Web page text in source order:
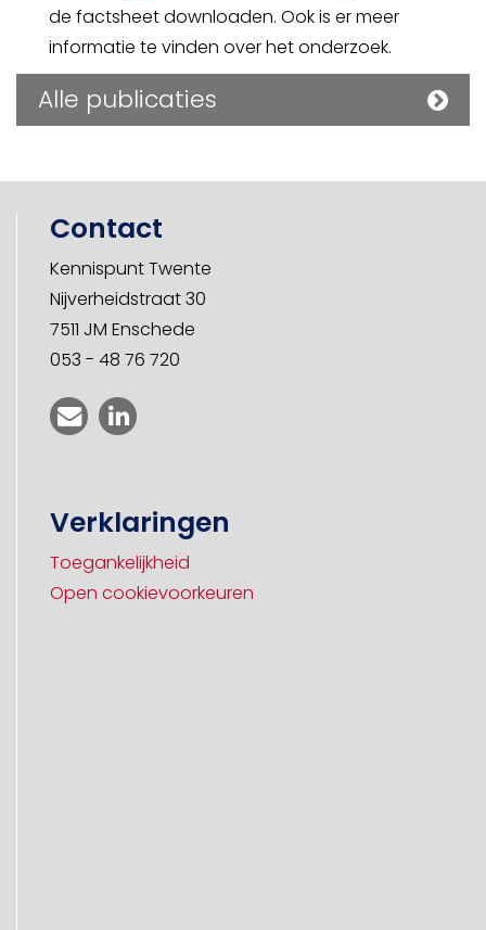
nieuw
scherm
de factsheet downloaden. Ook is er meer
informatie te vinden over het onderzoek.
Alle publicaties
Contact
Kennispunt Twente
Nijverheidstraat 30
7511 JM Enschede
053 - 48 76 720
Verklaringen
Toegankelijkheid
Open cookievoorkeuren